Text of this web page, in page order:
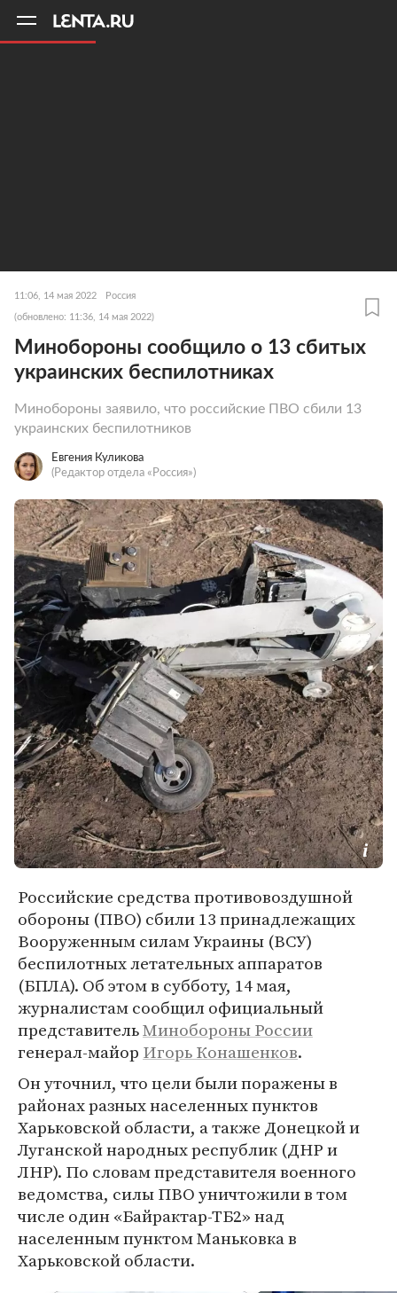
11:06, 14 мая 2022 Россия
(обновлено: 11:36, 14 мая 2022)
Минобороны сообщило о 13 сбитых
украинских беспилотниках
Минобороны заявило, что российские ПВО сбили 13
украинских беспилотников
Евгения Куликова
(Редактор отдела «Россия»)
Российские средства противовоздушной
обороны (ПВО) сбили 13 принадлежащих
Вооруженным силам Украины (ВСУ)
беспилотных летательных аппаратов
(БПЛА). Об этом в субботу, 14 мая,
журналистам сообщил официальный
представительМинобороны России
генерал-майор Игорь Конашенков.
Он уточнил, что цели были поражены в
районах разных населенных пунктов
Харьковской области, а также Донецкой и
Луганской народных республик (ДНР и
ЛНР). По словам представителя военного
ведомства, силы ПВО уничтожили в том
числе один «Байрактар-ТБ2» над
населенным пунктом Маньковка в
Харьковской области.